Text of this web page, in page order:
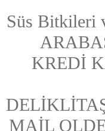
Süs Bitkileri
KREDİ
MAİL